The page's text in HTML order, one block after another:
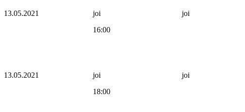
13.05.2021
joi
16:00
joi
13.05.2021
joi
18:00
joi